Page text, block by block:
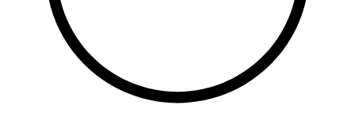
Баулы
107,5 FM
Биләр